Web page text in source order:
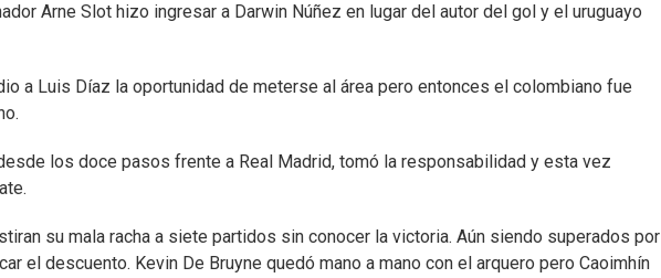
Arne Slot hizo ingresar a Darwin Núñez en lugar del autor del gol y el uruguayo
a Luis Díaz la oportunidad de meterse al área pero entonces el colombiano fue
los doce pasos frente a Real Madrid, tomó la responsabilidad y esta vez
su mala racha a siete partidos sin conocer la victoria. Aún siendo superados por
el descuento. Kevin De Bruyne quedó mano a mano con el arquero pero Caoimhín